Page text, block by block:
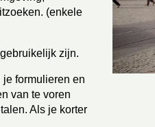
(enkele
zijn.
formulieren en
van te voren
Als je korter